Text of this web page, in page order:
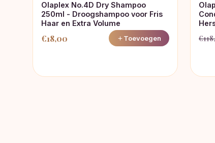
Olaplex No.4D Dry Shampoo
250ml - Droogshampoo voor Fris
Haar en Extra Volume
€18,00 Toevoegen €